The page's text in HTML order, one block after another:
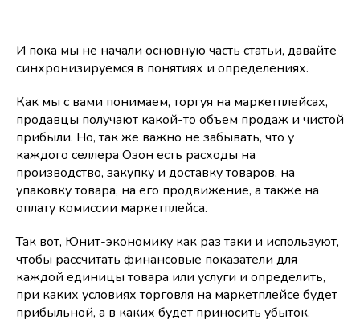
И пока мы не начали основную часть статьи, давайте
синхронизируемся в понятиях и определениях.
Как мы с вами понимаем, торгуя на маркетплейсах,
продавцы получают какой-то объем продаж и чистой
прибыли. Но, так же важно не забывать, что у
каждого селлера Озон есть расходы на
производство, закупку и доставку товаров, на
упаковку товара, на его продвижение, а также на
оплату комиссии маркетплейса.
Так вот, Юнит-экономику как раз таки и используют,
чтобы рассчитать финансовые показатели для
каждой единицы товара или услуги и определить,
при каких условиях торговля на маркетплейсе будет
прибыльной, а в каких будет приносить убыток.